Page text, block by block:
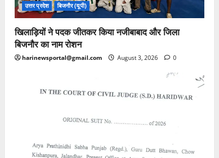
उत्तर प्रदेश बिजनौर (यूपी)
खिलाड़ियों ने पदक जीतकर किया नजीबाबाद और जिला
बिजनौर का नाम रोशन
harinewsportal@gmail.com August 3, 2026 0